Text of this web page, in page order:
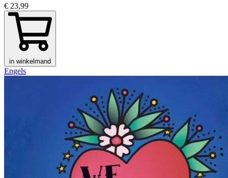
€ 23,99
in winkelmand
Engels